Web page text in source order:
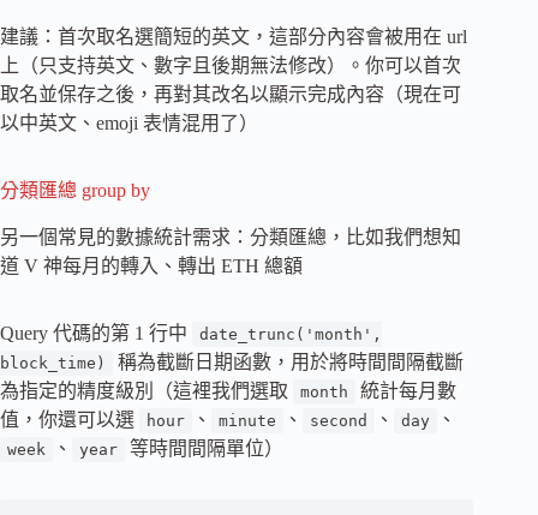
建議：首次取名選簡短的英文，這部分內容會被用在 url
上（只支持英文、數字且後期無法修改）。你可以首次
取名並保存之後，再對其改名以顯示完成內容（現在可
以中英文、emoji 表情混用了）
分類匯總 group by
另一個常見的數據統計需求：分類匯總，比如我們想知
道 V 神每月的轉入、轉出 ETH 總額
Query 代碼的第 1 行中
date_trunc('month',
block_time)
稱為截斷日期函數，用於將時間間隔截斷
為指定的精度級別（這裡我們選取
month
統計每月數
值，你還可以選
hour 、 minute 、 second 、 day 、
week 、 year 等時間間隔單位）